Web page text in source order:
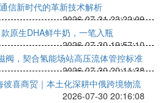
信新时代的革新技术解析
2026-07-31 23:22:09
原生DHA鲜牛奶，一笔入瓶
2026-07-30 19:57:10
阀，契合氢能场站高压流体管控标准
2026-07-30 20:11:38
喜商贸｜本土化深耕中俄跨境物流
2026-07-30 20:16:08